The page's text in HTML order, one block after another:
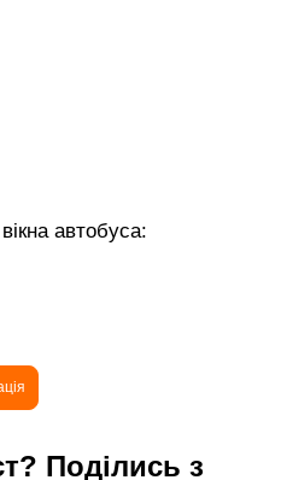
автобуса:
Поділись з